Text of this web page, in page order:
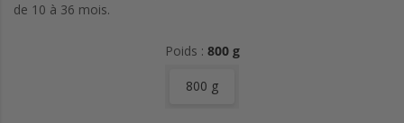
de 10 à 36 mois.
Poids : 800 g
800 g